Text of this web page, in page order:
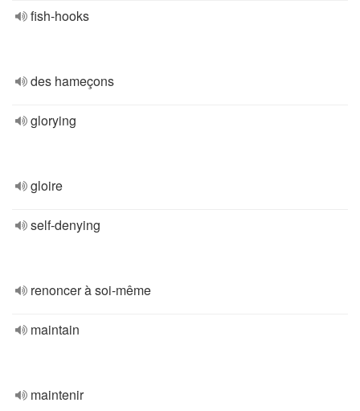
fish-hooks
des hameçons
glorying
gloire
self-denying
renoncer à soi-même
maintain
maintenir